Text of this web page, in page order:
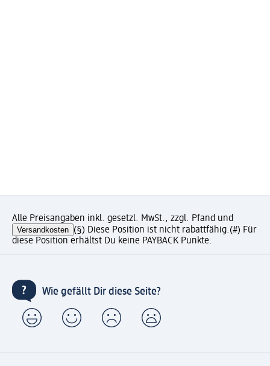
Alle Preisangaben inkl. gesetzl. MwSt., zzgl. Pfand und
Versandkosten (§) Diese Position ist nicht rabattfähig.(#) Für
diese Position erhältst Du keine PAYBACK Punkte.
Wie gefällt Dir diese Seite?